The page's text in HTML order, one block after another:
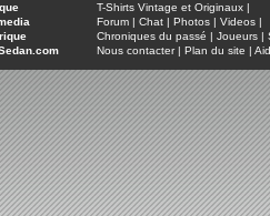
T-Shirts Vintage et Originaux |
Forum | Chat | Photos | Videos |
Chroniques du passé | Joueurs |
Nous contacter| Plan du site |